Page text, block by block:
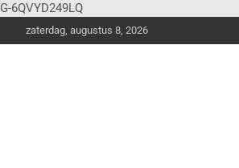
G-6QVYD249LQ
zaterdag, augustus 8, 2026